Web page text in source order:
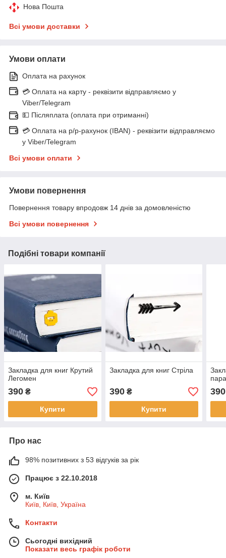
Нова Пошта
Всі умови доставки
Умови оплати
Оплата на рахунок
💳 Оплата на карту - реквізити відправляємо у
Viber/Telegram
💵 Післяплата (оплата при отриманні)
💳 Оплата на р/р-рахунок (IBAN) - реквізити відправляємо
у Viber/Telegram
Всі умови оплати
Умови повернення
Повернення товару впродовж 14 днів за домовленістю
Всі умови повернення
Подібні товари компанії
Закладка для книг Крутий
Легомен
390 ₴
Купити
Закладка для книг Стріла
390₴
Купити
390
Про нас
98% позитивних з 53 відгуків за рік
Працює з 22.10.2018
м. Київ
Київ, Київ, Україна
Контакти
Сьогодні вихідний
Показати весь графік роботи